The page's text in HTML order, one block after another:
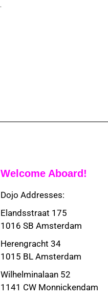
Welcome Aboard!
Dojo Addresses:
Elandsstraat 175
1016 SB Amsterdam
Herengracht 34
1015 BL Amsterdam
Wilhelminalaan 52
1141 CW Monnickendam